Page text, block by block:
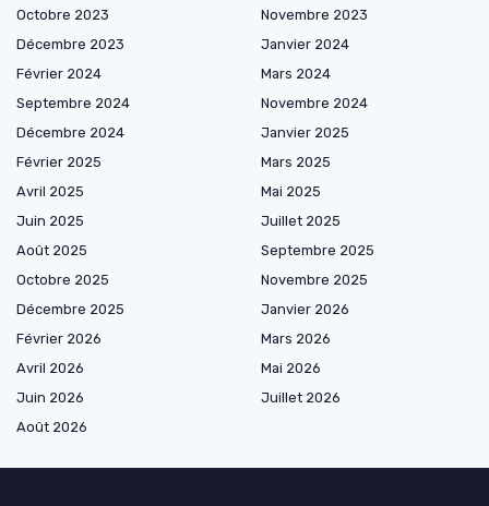
Octobre 2023
Novembre 2023
Décembre 2023
Janvier 2024
Février 2024
Mars 2024
Septembre 2024
Novembre 2024
Décembre 2024
Janvier 2025
Février 2025
Mars 2025
Avril 2025
Mai 2025
Juin 2025
Juillet 2025
Août 2025
Septembre 2025
Octobre 2025
Novembre 2025
Décembre 2025
Janvier 2026
Février 2026
Mars 2026
Avril 2026
Mai 2026
Juin 2026
Juillet 2026
Août 2026